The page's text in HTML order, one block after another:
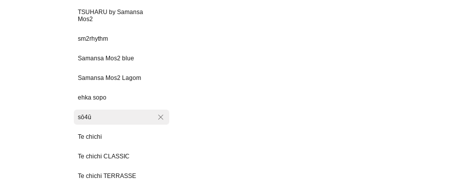
TSUHARU by Samansa
Mos2
sm2rhythm
Samansa Mos2 blue
Samansa Mos2 Lagom
ehka sopo
sō4ū
Te chichi
Te chichi CLASSIC
Te chichi TERRASSE